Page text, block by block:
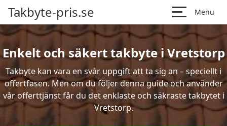
Takbyte-pris.se Menu
Enkelt och säkert takbyte i Vretstorp
Takbyte kan vara en svår uppgift att ta sig an – speciellt i
offertfasen. Men om du följer denna guide och använder
vår offerttjänst får du det enklaste och säkraste takbytet i
Vretstorp.